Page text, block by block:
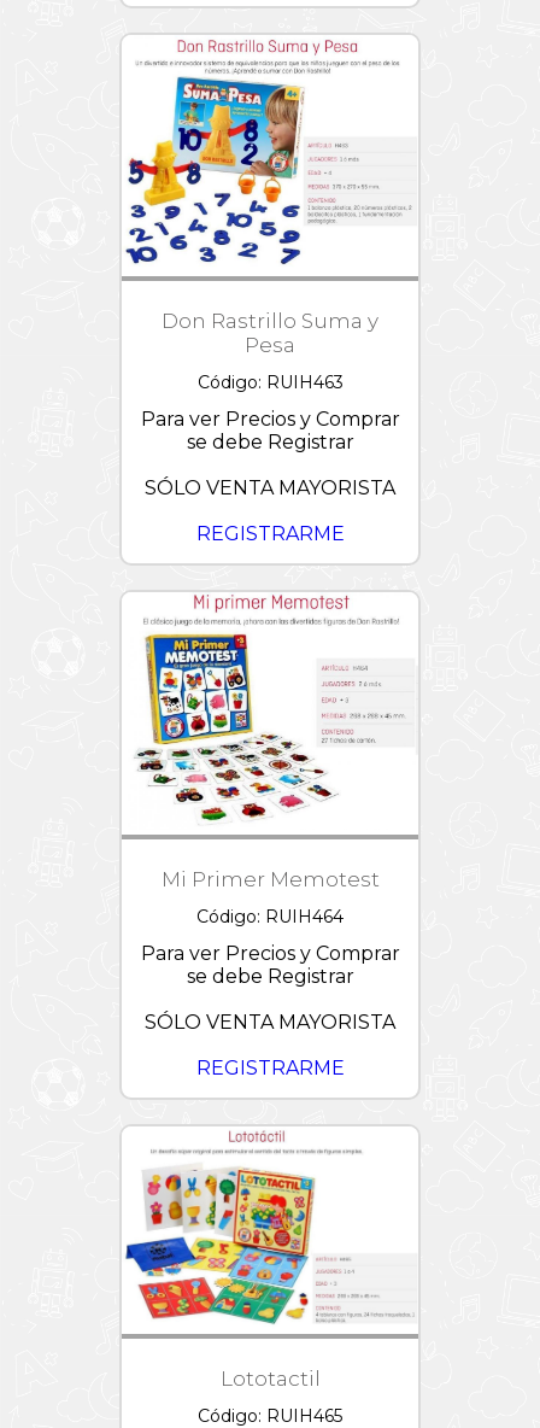
Don Rastrillo Suma y
Pesa
Código: RUIH463
Para ver Precios y Comprar
se debe Registrar
SÓLO VENTA MAYORISTA
REGISTRARME
Mi Primer Memotest
Código: RUIH464
Para ver Precios y Comprar
se debe Registrar
SÓLO VENTA MAYORISTA
REGISTRARME
Lototactil
Código: RUIH465